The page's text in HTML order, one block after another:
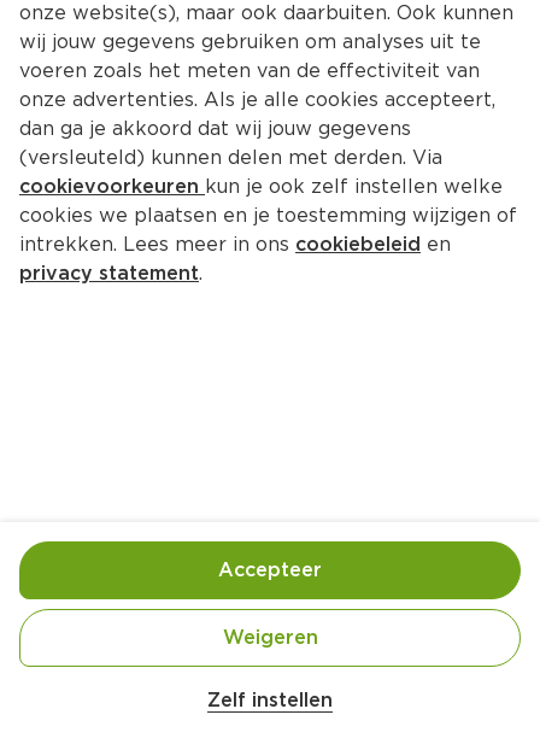
Ingrediënten Bereiding
onze website(s), maar ook daarbuiten. Ook kunnen
wij jouw gegevens gebruiken om analyses uit te
voeren zoals het meten van de effectiviteit van
onze advertenties. Als je alle cookies accepteert,
dan ga je akkoord dat wij jouw gegevens
(versleuteld) kunnen delen met derden. Via
cookievoorkeuren kun je ook zelf instellen welke
cookies we plaatsen en je toestemming wijzigen of
intrekken. Lees meer in ons cookiebeleid en
privacy statement.
Zelf instellen
Weigeren
Accepteer